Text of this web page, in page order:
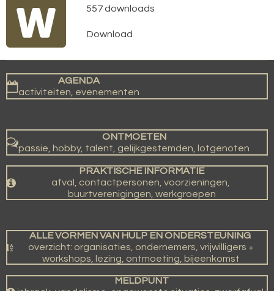
557 downloads
Download
AGENDA
activiteiten, evenementen
ONTMOETEN
passie, hobby, talent, gelijkgestemden, lotgenoten
PRAKTISCHE INFORMATIE
afval, contactpersonen, voorzieningen,
buurtverenigingen, werkgroepen
ALLE VORMEN VAN HULP EN ONDERSTEUNING
overzicht: organisaties, ondernemers, vrijwilligers +
workshops, lezing, ontmoeting, bijeenkomst
MELDPUNT